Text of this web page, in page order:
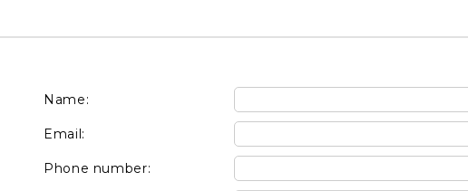
Name:
Email:
Phone number: